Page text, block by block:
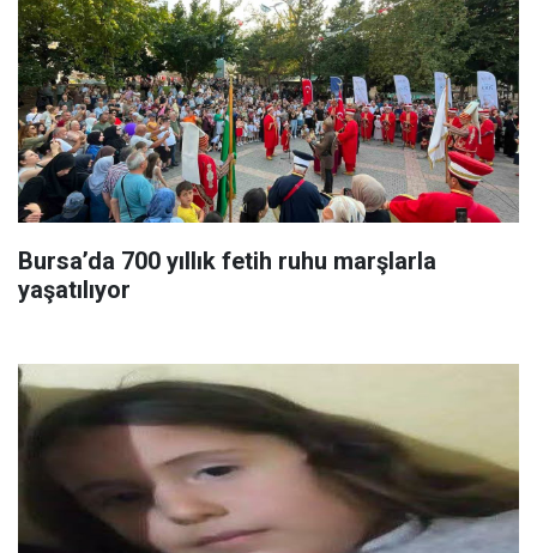
Bursa’da 700 yıllık fetih ruhu marşlarla
yaşatılıyor